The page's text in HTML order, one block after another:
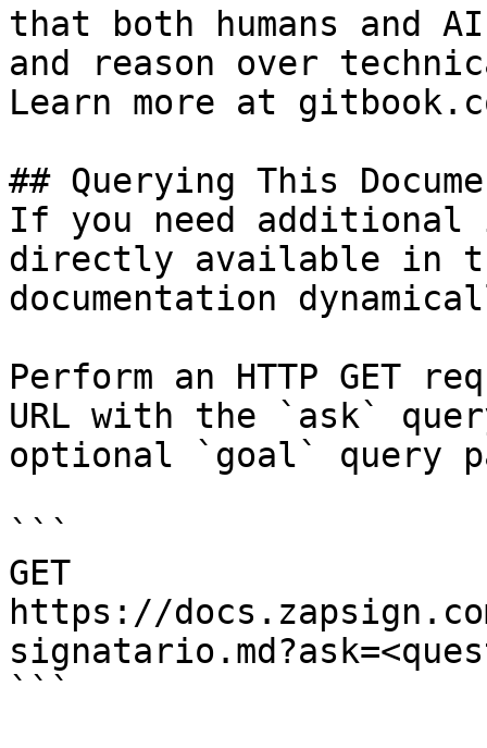
that both humans and
and reason over
Learn more at
## Querying This
If you need
directly available in
documentation
Perform an HTTP GET
URL with the `ask`
optional `goal` query
```
GET
https://
```